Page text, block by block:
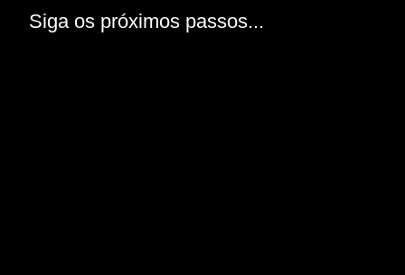
Siga os próximos passos...